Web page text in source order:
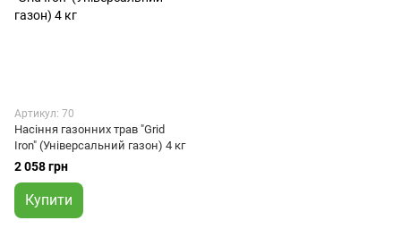
Артикул: 70
Насіння газонних трав "Grid
Iron" (Універсальний газон) 4 кг
2 058 грн
Купити